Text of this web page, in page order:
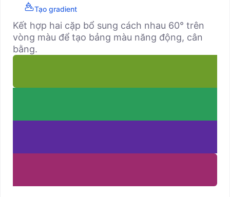
Tạo gradient
Kết hợp hai cặp bổ sung cách nhau 60° trên
vòng màu để tạo bảng màu năng động, cân
bằng.